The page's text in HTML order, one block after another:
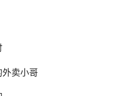
卖小哥